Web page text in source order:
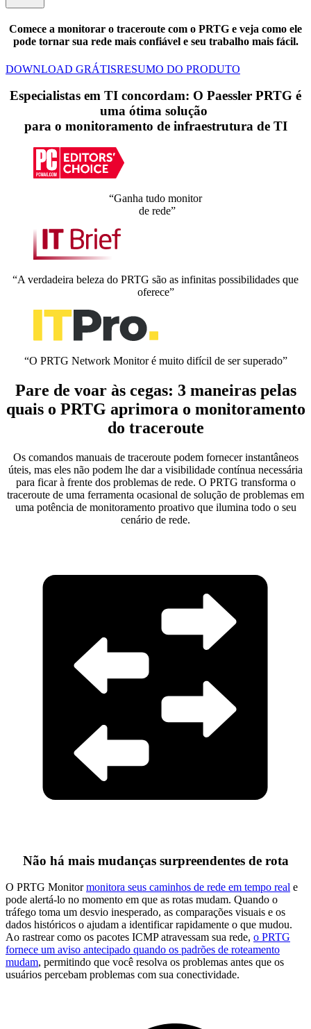
Comece a monitorar o traceroute com o PRTG e veja como ele
pode tornar sua rede mais confiável e seu trabalho mais fácil.
DOWNLOAD GRÁTISRESUMO DO PRODUTO
Especialistas em TI concordam: O Paessler PRTG é
uma ótima solução
para o monitoramento de infraestrutura de TI
“Ganha tudo monitor
de rede”
“A verdadeira beleza do PRTG são as infinitas possibilidades que
oferece”
“O PRTG Network Monitor é muito difícil de ser superado”
Pare de voar às cegas: 3 maneiras pelas
quais o PRTG aprimora o monitoramento
do traceroute
Os comandos manuais de traceroute podem fornecer instantâneos
úteis, mas eles não podem lhe dar a visibilidade contínua necessária
para ficar à frente dos problemas de rede. O PRTG transforma o
traceroute de uma ferramenta ocasional de solução de problemas em
uma potência de monitoramento proativo que ilumina todo o seu
cenário de rede.
Não há mais mudanças surpreendentes de rota
O PRTG Monitormonitora seus caminhos de rede em tempo real e
pode alertá-lo no momento em que as rotas mudam. Quando o
tráfego toma um desvio inesperado, as comparações visuais e os
dados históricos o ajudam a identificar rapidamente o que mudou.
Ao rastrear como os pacotes ICMP atravessam sua rede, o PRTG
fornece um aviso antecipado quando os padrões de roteamento
mudam, permitindo que você resolva os problemas antes que os
usuários percebam problemas com sua conectividade.